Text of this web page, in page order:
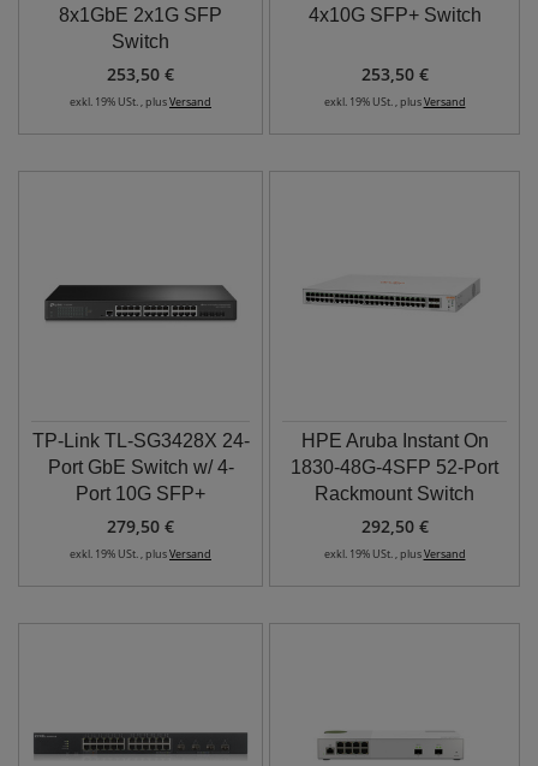
8x1GbE 2x1G SFP
Switch
253,50 €
exkl. 19% USt. , plusVersand
4x10G SFP+ Switch
253,50 €
exkl. 19% USt. , plusVersand
TP-Link TL-SG3428X 24-
Port GbE Switch w/ 4-
Port 10G SFP+
279,50 €
exkl. 19% USt. , plusVersand
HPE Aruba Instant On
1830-48G-4SFP 52-Port
Rackmount Switch
292,50 €
exkl. 19% USt. , plusVersand